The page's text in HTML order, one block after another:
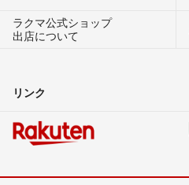
ラクマ公式ショップ
出店について
リンク